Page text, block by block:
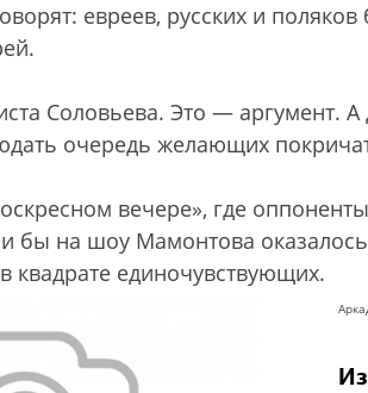
евреев, русских и
Соловьева. Это — аргумент.
очередь желающих
вечере», где
бы на шоу Мамонтова
квадрате единочувствующих.